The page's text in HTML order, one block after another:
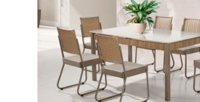
Colchão
Cômoda
Armário de cozinha